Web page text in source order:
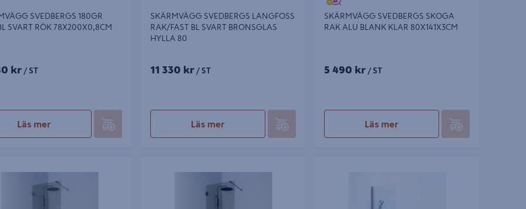
SVEDBERGS 180GR
SVART RÖK 78X200X0,8CM
kr / ST
Läs mer
SKÄRMVÄGG SVEDBERGS LANGFOSS
RAK/FAST BL SVART BRONSGLAS
HYLLA 80
11 330 kr / ST
Läs mer
SKÄRMVÄGG SVEDBERGS SKOGA
RAK ALU BLANK KLAR 80X141X3CM
5 490 kr / ST
Läs mer
98X200X0,8CM
SVART MAT BRONSGLAS 88X200X0,8CM